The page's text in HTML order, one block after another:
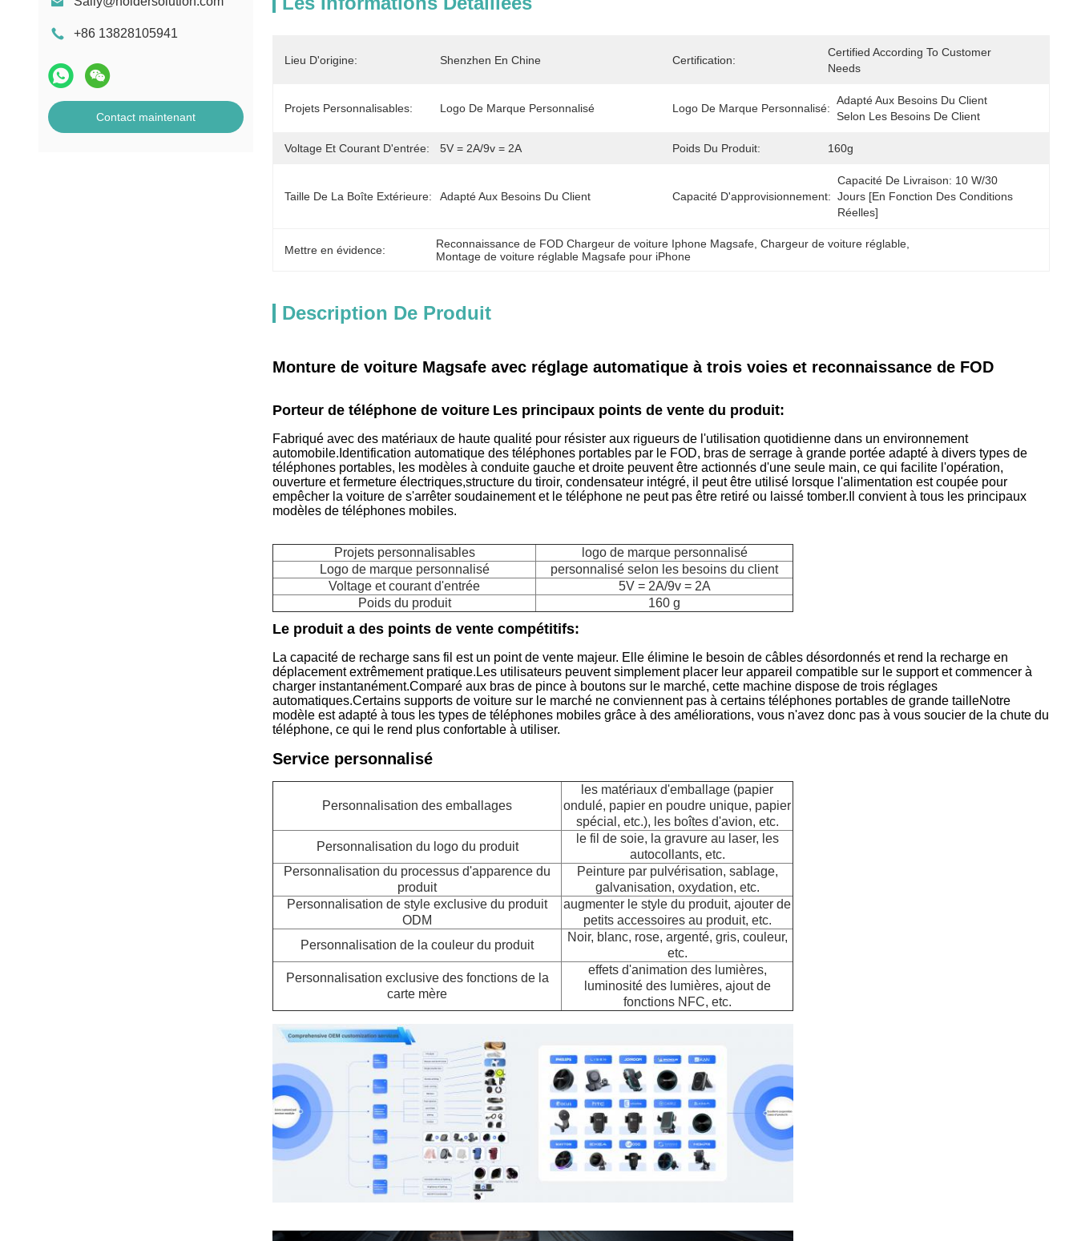
+86 13828105941
Contact maintenant
Lieu D'origine: Shenzhen En Chine Certification:
Certified According To Customer
Needs
Projets Personnalisables: Logo De Marque Personnalisé Logo De Marque Personnalisé:
Adapté Aux Besoins Du Client
Selon Les Besoins De Client
Voltage Et Courant D'entrée: 5V = 2A/9v = 2A Poids Du Produit: 160g
Taille De La Boîte Extérieure: Adapté Aux Besoins Du Client Capacité D'approvisionnement:
Capacité De Livraison: 10 W/30
Jours [en Fonction Des Conditions
Réelles]
Mettre en évidence: Reconnaissance de FOD Chargeur de voiture Iphone Magsafe, Chargeur de voiture réglable,
Montage de voiture réglable Magsafe pour iPhone
Description De Produit
Monture de voiture Magsafe avec réglage automatique à trois voies et reconnaissance de FOD
Porteur de téléphone de voiture Les principaux points de vente du produit:
Fabriqué avec des matériaux de haute qualité pour résister aux rigueurs de l'utilisation quotidienne dans un environnement
automobile.Identification automatique des téléphones portables par le FOD, bras de serrage à grande portée adapté à divers types de
téléphones portables, les modèles à conduite gauche et droite peuvent être actionnés d'une seule main, ce qui facilite l'opération,
ouverture et fermeture électriques,structure du tiroir, condensateur intégré, il peut être utilisé lorsque l'alimentation est coupée pour
empêcher la voiture de s'arrêter soudainement et le téléphone ne peut pas être retiré ou laissé tomber.Il convient à tous les principaux
modèles de téléphones mobiles.
Projets personnalisables
logo de marque personnalisé
Logo de marque personnalisé
personnalisé selon les besoins du client
Voltage et courant d'entrée
5V = 2A/9v = 2A
Poids du produit
160 g
Le produit a des points de vente compétitifs:
La capacité de recharge sans fil est un point de vente majeur. Elle élimine le besoin de câbles désordonnés et rend la recharge en
déplacement extrêmement pratique.Les utilisateurs peuvent simplement placer leur appareil compatible sur le support et commencer à
charger instantanément.Comparé aux bras de pince à boutons sur le marché, cette machine dispose de trois réglages
automatiques.Certains supports de voiture sur le marché ne conviennent pas à certains téléphones portables de grande tailleNotre
modèle est adapté à tous les types de téléphones mobiles grâce à des améliorations, vous n'avez donc pas à vous soucier de la chute du
téléphone, ce qui le rend plus confortable à utiliser.
Service personnalisé
Personnalisation des emballages
les matériaux d'emballage (papier
ondulé, papier en poudre unique, papier
spécial, etc.), les boîtes d'avion, etc.
Personnalisation du logo du produit
le fil de soie, la gravure au laser, les
autocollants, etc.
Personnalisation du processus d'apparence du
produit
Peinture par pulvérisation, sablage,
galvanisation, oxydation, etc.
Personnalisation de style exclusive du produit
ODM
augmenter le style du produit, ajouter de
petits accessoires au produit, etc.
Personnalisation de la couleur du produit
Noir, blanc, rose, argenté, gris, couleur,
etc.
Personnalisation exclusive des fonctions de la
carte mère
effets d'animation des lumières,
luminosité des lumières, ajout de
fonctions NFC, etc.